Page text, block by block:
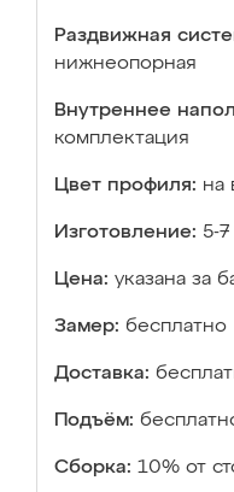
Раздвижная
нижнеопорная
Внутреннее
комплектация
Цвет профиля: на
Изготовление: 5-
Цена: указана за
Замер: бесплатно
Доставка:
Подъём:
Сборка: 10% от